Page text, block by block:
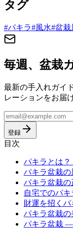
タグ
#パキラ#風水#盆栽
毎週、盆栽
最新の手入れガイ
レーションをお届
登録
目次
パキラとは？
パキラ盆栽の
パキラ盆栽
自宅でのパ
財運を招く
パキラ盆栽
パキラ盆栽 —